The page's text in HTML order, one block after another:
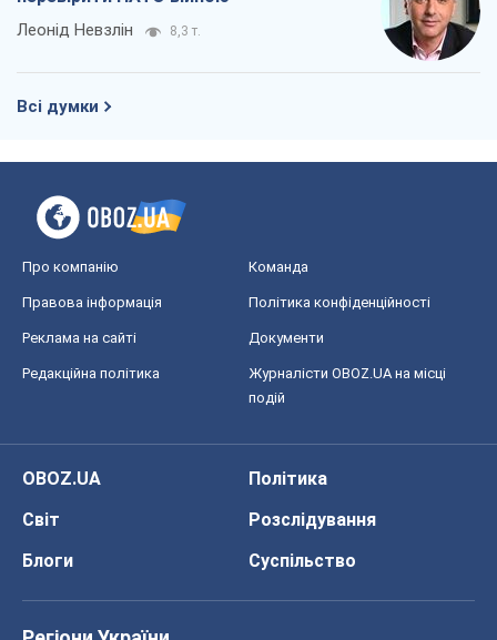
Леонід Невзлін 8,3 т.
Всі думки
Про компанію Команда
Правова інформація Політика конфіденційності
Реклама на сайті Документи
Редакційна політика
Журналісти OBOZ.UA на місці
подій
OBOZ.UA
Політика
Світ
Розслідування
Блоги
Суспільство